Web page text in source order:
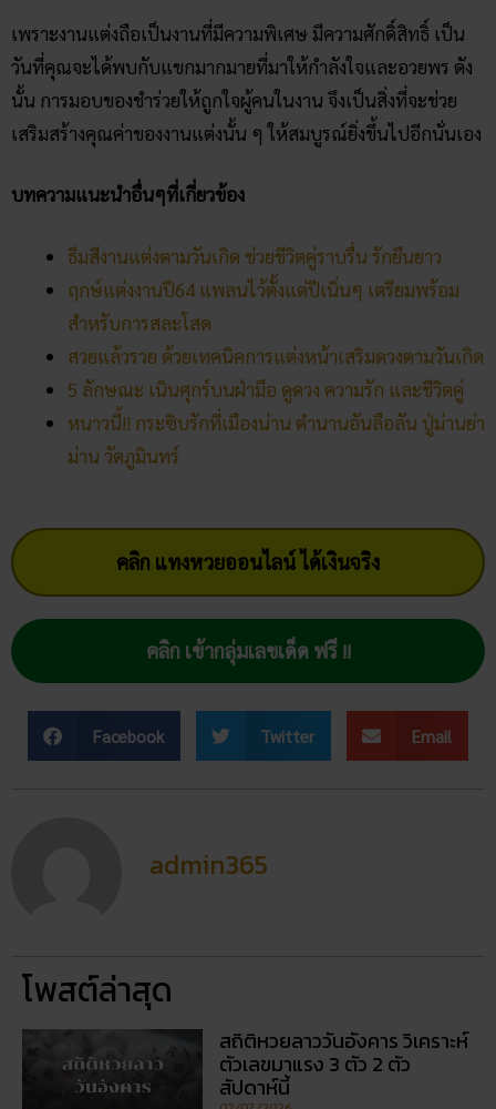
วันที่คุณจะได้พบกับแขกมากมายที่มาให้กำลังใจและอวยพร ดัง
นั้น การมอบของชำร่วยให้ถูกใจผู้คนในงาน จึงเป็นสิ่งที่จะช่วย
เสริมสร้างคุณค่าของงานแต่งนั้น ๆ ให้สมบูรณ์ยิ่งขึ้นไปอีกนั่นเอง
บทความแนะนำอื่นๆที่เกี่ยวข้อง
ธีมสีงานแต่งตามวันเกิด ช่วยชีวิตคู่ราบรื่น รักยืนยาว
ฤกษ์​แต่ง​งาน​ปี​64 แพลนไว้ตั้งแต่ปีเนิ่นๆ เตรียมพร้อม
สำหรับการสละโสด
สวยแล้วรวย ด้วยเทคนิคการแต่งหน้าเสริมดวงตามวันเกิด
5 ลักษณะ เนินศุกร์บนฝ่ามือ ดูดวง ความรัก และชีวิตคู่
หนาวนี้!! กระซิบรักที่เมืองน่าน ตำนานอันลือลัน ปู่ม่านย่า
ม่าน วัดภูมินทร์
สัปดาห์นี้
02/07/2026